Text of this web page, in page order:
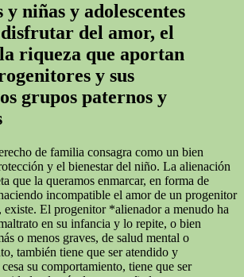
y niñas y adolescentes
del amor, el
riqueza que aportan
y sus
grupos paternos y
de familia consagra como un bien
y el bienestar del niño. La alienación
que la queramos enmarcar, en forma de
incompatible el amor de un progenitor
El progenitor *alienador a menudo ha
en su infancia y lo repite, o bien
o menos graves, de salud mental o
también tiene que ser atendido y
su comportamiento, tiene que ser